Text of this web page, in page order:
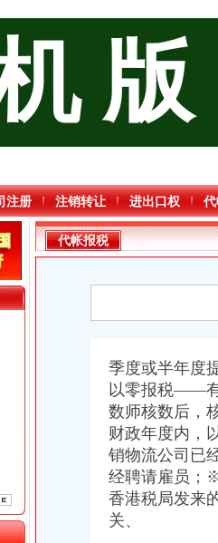
版
注册 注销转让 进出口权
（工商注册）
公司转让）
（工商注册）
商注册）
代帐报税
季度或半年度
以零报税——
数师核数后，
财政年度内，
销物流公司已
经聘请雇员；
香港税局发来
关、